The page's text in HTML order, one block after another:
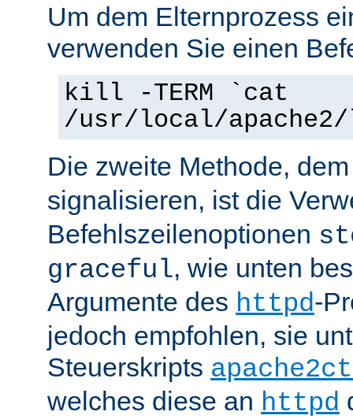
Um dem Elternprozess
verwenden Sie einen
kill -TERM `cat
/usr/local/
Die zweite Methode,
signalisieren, ist die
Befehlszeilenoptionen
graceful, wie unten
Argumente des httpd-
jedoch empfohlen, sie
Steuerskripts
welches diese an httpd